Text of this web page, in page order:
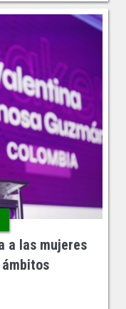
a las mujeres